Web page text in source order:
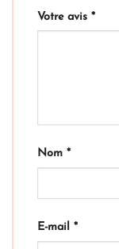
Votre avis *
Nom *
E-mail *